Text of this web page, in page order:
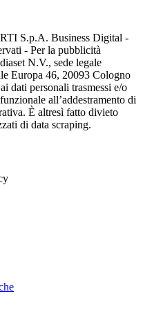
RTI S.p.A. Business Digital -
- Per la pubblicità
N.V., sede legale
Europa 46, 20093 Cologno
dati personali trasmessi e/o
all’addestramento di
È altresì fatto divieto
di data scraping.